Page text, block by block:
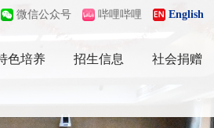
微信公众号 哔哩哔哩 English
色培养 招生信息 社会捐赠